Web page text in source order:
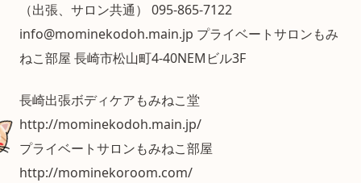
（出張、サロン共通） 095-865-7122
info@mominekodoh.main.jp プライベートサロンもみ
ねこ部屋 長崎市松山町4-40NEMビル3F
長崎出張ボディケアもみねこ堂
http://mominekodoh.main.jp/
プライベートサロンもみねこ部屋
http://mominekoroom.com/